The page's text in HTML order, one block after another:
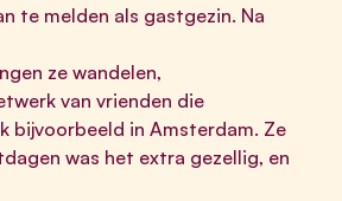
te melden als gastgezin. Na
ze wandelen,
van vrienden die
bijvoorbeeld in Amsterdam. Ze
was het extra gezellig, en